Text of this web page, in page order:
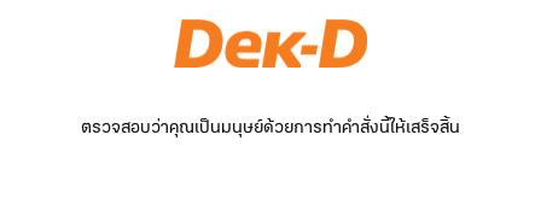
ตรวจสอบว่าคุณเป็นมนุษย์ด้วยการทำคำสั่งนี้ให้เสร็จสิ้น